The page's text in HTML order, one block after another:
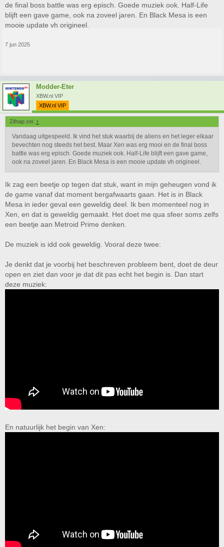
de final boss battle was erg episch. Goede muziek ook. Half-Life
blijft een gave game, ook na zoveel jaren. En Black Mesa is een
mooie update vh origineel.
7 jun 2025
Modder-Eter
XBW.nl VIP
XBW.nl VIP
Zifnap zei: ↑
Vandaag uitgespeeld. Ik vind het stuk waarbij de aliens en het leger elkaar
bevechten nog steeds het best. Maar Xen was erg mooi en de final boss
battle was erg episch. Goede muziek ook. Half-Life blijft een gave game,
ook na zoveel jaren. En Black Mesa is een mooie update vh origineel.
Ik zag een beetje op tegen dat stuk, want in mijn geheugen vond ik
de game vanaf dat moment bergafwaarts gaan. Het is in Black
Mesa in ieder geval een geweldig deel. Ik ben momenteel nog in
Xen, en dat is geweldig gemaakt. Het doet me qua sfeer soms zelfs
een beetje aan Metroid Prime denken.
De muziek is idd ook geweldig. Vooral deze twee:
Je denkt dat je voorbij het beschreven probleem bent, doet de deur
open en ziet dan voor je dat dit pas echt het begin is. Dan start
deze muziek:
En natuurlijk het begin van Xen: